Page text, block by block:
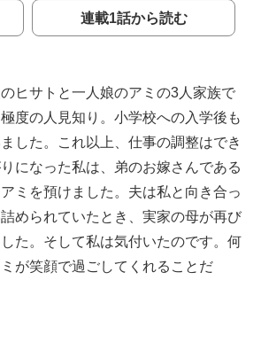
連載1話から読む
ヒサトと一人娘のアミの3人家族で
度の人見知り。小学校への入学後も
した。これ以上、仕事の調整はでき
になった私は、弟のお嫁さんである
ミを預けました。夫は私と向き合っ
められていたとき、実家の母が再び
た。そして私は気付いたのです。何
が笑顔で過ごしてくれることだ